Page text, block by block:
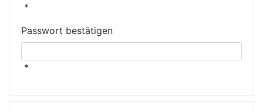
*
Passwort bestätigen
*